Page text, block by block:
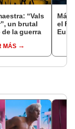
“Vals
un brutal
la guerra
MÁS
Más
el